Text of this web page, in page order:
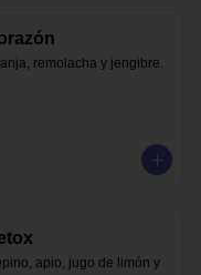
remolacha y jengibre.
apio, jugo de limón y